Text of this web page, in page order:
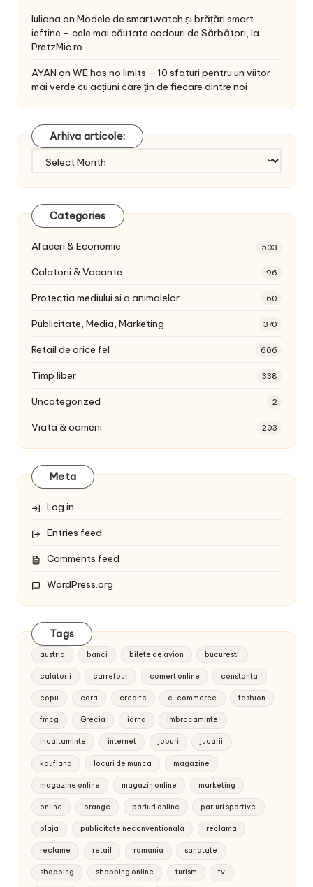
Iuliana on Modele de smartwatch și brățări smart
ieftine – cele mai căutate cadouri de Sărbători, la
PretzMic.ro
AYAN on WE has no limits – 10 sfaturi pentru un viitor
mai verde cu acțiuni care țin de fiecare dintre noi
Arhiva articole:
Categories
Afaceri & Economie 503
Calatorii & Vacante 96
Protectia mediului si a animalelor 60
Publicitate, Media, Marketing 370
Retail de orice fel 606
Timp liber 338
Uncategorized 2
Viata & oameni 203
Meta
Log in
Entries feed
Comments feed
WordPress.org
Tags
austria banci bilete de avion bucuresti
calatorii carrefour comert online constanta
copii cora credite e-commerce fashion
fmcg Grecia iarna imbracaminte
incaltaminte internet joburi jucarii
kaufland locuri de munca magazine
magazine online magazin online marketing
online orange pariuri online pariuri sportive
plaja publicitate neconventionala reclama
reclame retail romania sanatate
shopping shopping online turism tv